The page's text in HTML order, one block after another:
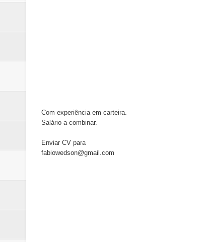
Com experiência em carteira.
Salário a combinar.
Enviar CV para
fabiowedson@gmail.com